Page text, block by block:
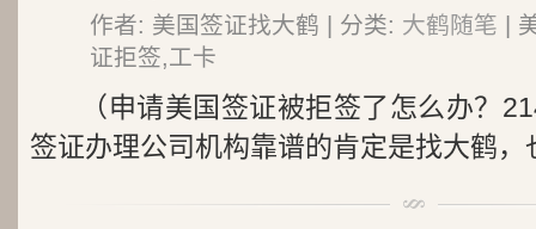
作者: 美国签证找大鹤 | 分类: 大鹤随笔 |
证拒签,工卡
（申请美国签证被拒签了怎么办？
签证办理公司机构靠谱的肯定是找大鹤